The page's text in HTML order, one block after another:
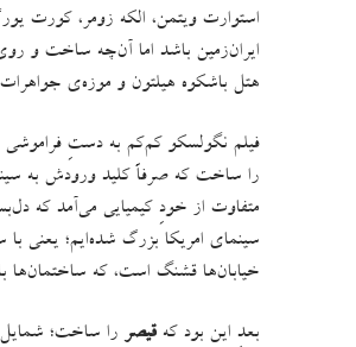
استوارت ویتمن، الکه زومر، کورت
ایران‌زمین باشد اما آن‌چه ساخت و
هتل باشکوه هیلتون و موزه‌ی
فیلم نگولسکو کم‌کم به دستِ فراموشی
را ساخت که صرفاً کلید ورودش به
متفاوت از خودِ کیمیایی می‌آمد که
سینمای امریکا بزرگ شده‌ایم؛ یعنی
خیابان‌ها قشنگ است، که
بعدِ این بود کهقیصر را ساخت؛ شمایل